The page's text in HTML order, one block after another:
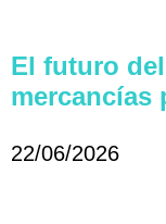
El futuro
mercancías
22/06/2026